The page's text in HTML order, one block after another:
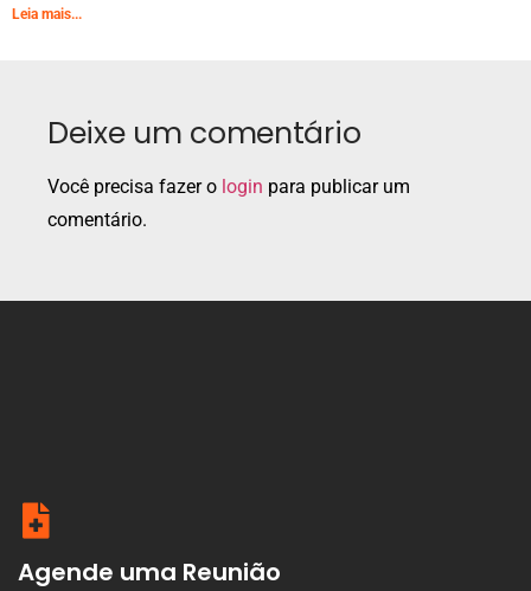
Leia mais...
Deixe um comentário
Você precisa fazer o login para publicar um
comentário.
Agende uma Reunião